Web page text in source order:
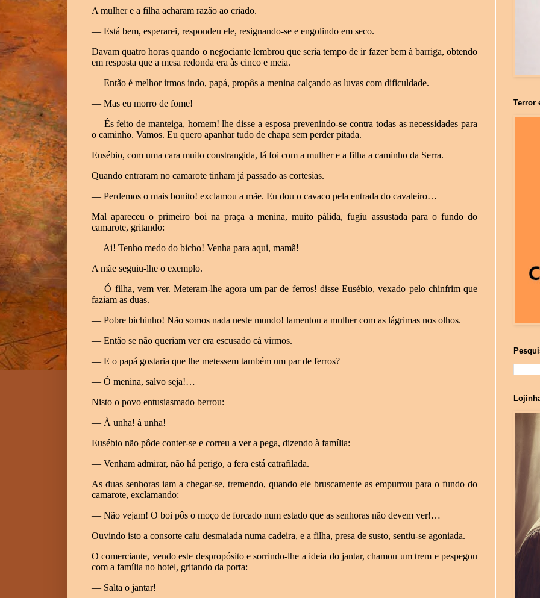
A mulher e a filha acharam razão ao criado.
— Está bem, esperarei, respondeu ele, resignando-se e engolindo em seco.
Davam quatro horas quando o negociante lembrou que seria tempo de ir fazer bem à barriga, obtendo
em resposta que a mesa redonda era às cinco e meia.
— Então é melhor irmos indo, papá, propôs a menina calçando as luvas com dificuldade.
— Mas eu morro de fome!
— És feito de manteiga, homem! lhe disse a esposa prevenindo-se contra todas as necessidades para
o caminho. Vamos. Eu quero apanhar tudo de chapa sem perder pitada.
Eusébio, com uma cara muito constrangida, lá foi com a mulher e a filha a caminho da Serra.
Quando entraram no camarote tinham já passado as cortesias.
— Perdemos o mais bonito! exclamou a mãe. Eu dou o cavaco pela entrada do cavaleiro…
Mal apareceu o primeiro boi na praça a menina, muito pálida, fugiu assustada para o fundo do
camarote, gritando:
— Ai! Tenho medo do bicho! Venha para aqui, mamã!
A mãe seguiu-lhe o exemplo.
— Ó filha, vem ver. Meteram-lhe agora um par de ferros! disse Eusébio, vexado pelo chinfrim que
faziam as duas.
— Pobre bichinho! Não somos nada neste mundo! lamentou a mulher com as lágrimas nos olhos.
— Então se não queriam ver era escusado cá virmos.
— E o papá gostaria que lhe metessem também um par de ferros?
— Ó menina, salvo seja!…
Nisto o povo entusiasmado berrou:
— À unha! à unha!
Eusébio não pôde conter-se e correu a ver a pega, dizendo à família:
— Venham admirar, não há perigo, a fera está catrafilada.
As duas senhoras iam a chegar-se, tremendo, quando ele bruscamente as empurrou para o fundo do
camarote, exclamando:
— Não vejam! O boi pôs o moço de forcado num estado que as senhoras não devem ver!…
Ouvindo isto a consorte caiu desmaiada numa cadeira, e a filha, presa de susto, sentiu-se agoniada.
O comerciante, vendo este despropósito e sorrindo-lhe a ideia do jantar, chamou um trem e pespegou
com a família no hotel, gritando da porta:
— Salta o jantar!
Terror